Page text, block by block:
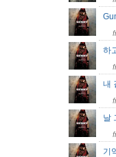
하
내
날
기